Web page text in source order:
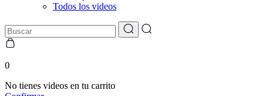
Todos los videos
0
No tienes videos en tu carrito